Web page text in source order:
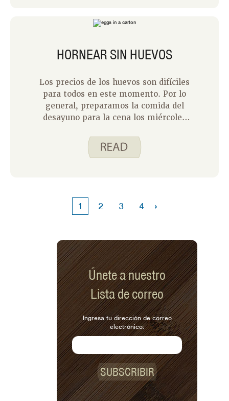
HORNEAR SIN HUEVOS
Los precios de los huevos son difíciles
para todos en este momento. Por lo
general, preparamos la comida del
desayuno para la cena los miércoles
cuando hacemos batidos, huevos
revueltos y tostadas. A cada uno de
quieren hacer funcionar la licuadora.
Desde que los precios de los huevos
familia, que es un fastidio para todos.
1 2 3 4 ›
Únete a nuestro
Lista de correo
Ingresa tu dirección de correo
electrónico:
SUBSCRIBIR